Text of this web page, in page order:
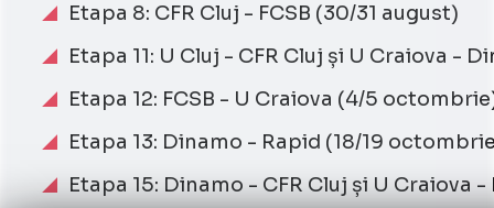
Etapa 8: CFR Cluj - FCSB (30/31 august)
Etapa 11: U Cluj - CFR Cluj și U Craiova -
Etapa 12: FCSB - U Craiova (4/5
Etapa 13: Dinamo - Rapid (18/19
Etapa 15: Dinamo - CFR Cluj și U Craiova